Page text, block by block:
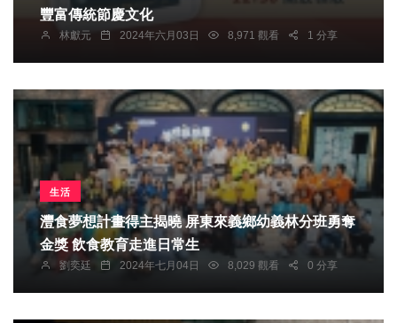
豐富傳統節慶文化
林獻元 2024年六月03日 8,971 觀看 1 分享
生活
灃食夢想計畫得主揭曉 屏東來義鄉幼義林分班勇奪
金獎 飲食教育走進日常生
劉奕廷 2024年七月04日 8,029 觀看 0 分享